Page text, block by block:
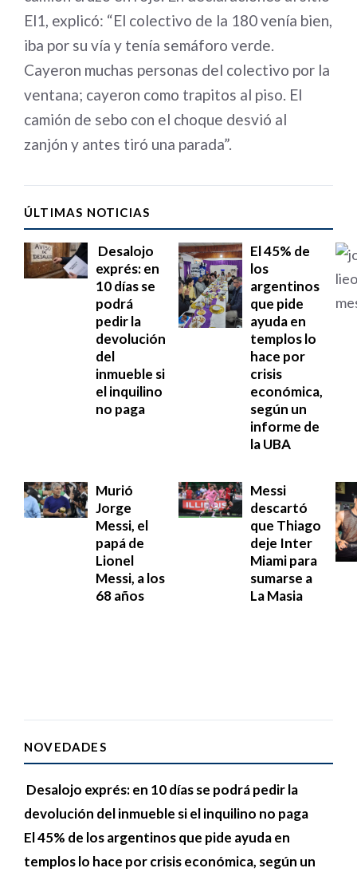
El1, explicó: “El colectivo de la 180 venía bien,
iba por su vía y tenía semáforo verde.
Cayeron muchas personas del colectivo por la
ventana; cayeron como trapitos al piso. El
camión de sebo con el choque desvió al
zanjón y antes tiró una parada”.
ÚLTIMAS NOTICIAS
Desalojo
exprés: en
10 días se
podrá
pedir la
devolución
del
inmueble si
el inquilino
no paga
El 45% de
los
argentinos
que pide
ayuda en
templos lo
hace por
crisis
económica,
según un
informe de
la UBA
Murió
Jorge
Messi, el
papá de
Lionel
Messi, a los
68 años
Messi
descartó
que Thiago
deje Inter
Miami para
sumarse a
La Masia
NOVEDADES
Desalojo exprés: en 10 días se podrá pedir la
devolución del inmueble si el inquilino no paga
El 45% de los argentinos que pide ayuda en
templos lo hace por crisis económica, según un